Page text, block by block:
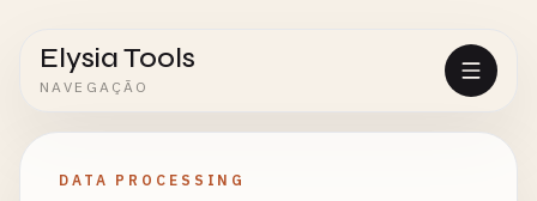
Elysia Tools
NAVEGAÇÃO
DATA PROCESSING